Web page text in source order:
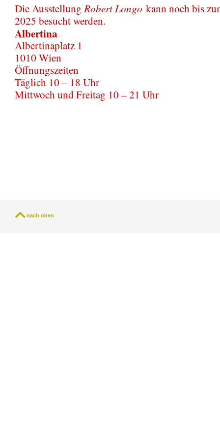
Die Ausstellung Robert Longo kann noch bis
2025 besucht werden.
Albertina
Albertinaplatz 1
1010 Wien
Öffnungszeiten
Täglich 10 – 18 Uhr
Mittwoch und Freitag 10 – 21 Uhr
nach oben